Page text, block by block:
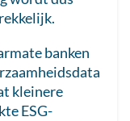
banken
kleinere
ESG-